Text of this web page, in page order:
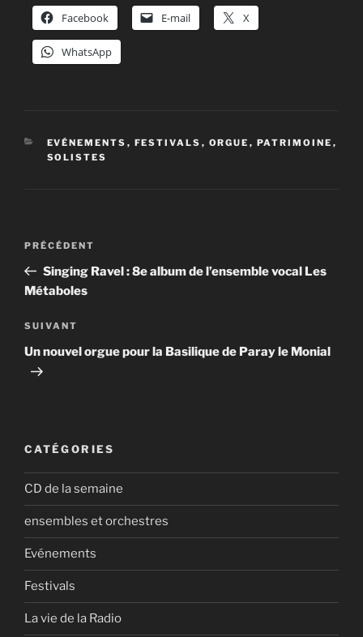
Facebook E-mail X
WhatsApp
CATÉGORIES
EVÉNEMENTS , FESTIVALS , ORGUE , PATRIMOINE ,
SOLISTES
Navigation
l’article
Article
précédent
PRÉCÉDENT
Singing Ravel : 8e album de l’ensemble vocal Les
Métaboles
Article
suivant
SUIVANT
Un nouvel orgue pour la Basilique de Paray le Monial
CATÉGORIES
CD de la semaine
ensembles et orchestres
Evénements
Festivals
La vie de la Radio